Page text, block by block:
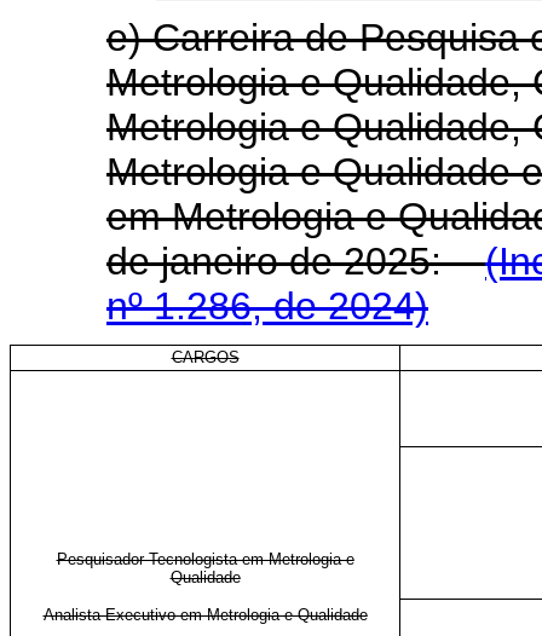
e) Carreira de Pesquisa
Metrologia e Qualidade,
Metrologia e Qualidade,
Metrologia e Qualidade
em Metrologia e
de janeiro de 2025:
nº 1.286, de 2024)
CARGOS
Pesquisador-Tecnologista em Metrologia e
Qualidade
Analista Executivo em Metrologia e Qualidade